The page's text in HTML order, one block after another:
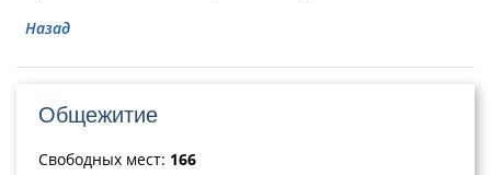
Назад
Общежитие
Свободных мест: 166